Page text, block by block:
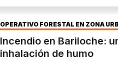
OPERATIVO FORESTAL EN ZONA
Incendio en Bariloche:
inhalación de humo